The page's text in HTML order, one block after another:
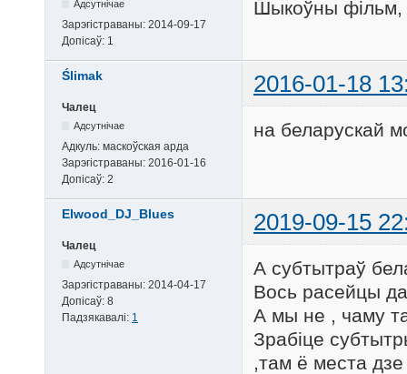
Адсутнічае
Зарэгістраваны: 2014-09-17
Допісаў: 1
Шыкоўны фільм,
Ślimak 2016-01-18
Чалец
Адсутнічае
Адкуль: маскоўская арда
Зарэгістраваны: 2016-01-16
Допісаў: 2
на беларускай
Elwood_DJ_Blues 2019-09-15
Чалец
Адсутнічае
Зарэгістраваны: 2014-04-17
Допісаў: 8
Падзякавалі: 1
А субтытраў
Вось расейцы
А мы не , чаму
Зрабіце
,там ё места